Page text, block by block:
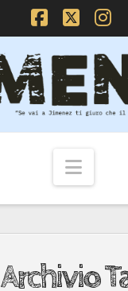
X
Archivio